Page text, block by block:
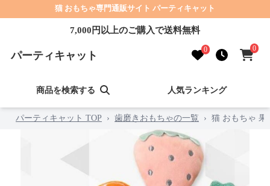
猫 おもちゃ専門通販サイト パーティキャット
7,000円以上のご購入で送料無料
パーティキャット 0 0
商品を検索する 人気ランキング
パーティキャット TOP › 歯磨きおもちゃの一覧 › 猫 おもちゃ 果